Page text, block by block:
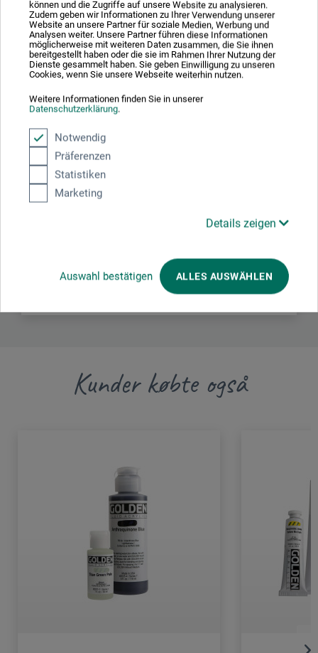
können und die Zugriffe auf unsere Website zu analysieren.
Zudem geben wir Informationen zu Ihrer Verwendung unserer
Website an unsere Partner für soziale Medien, Werbung und
Analysen weiter. Unsere Partner führen diese Informationen
möglicherweise mit weiteren Daten zusammen, die Sie ihnen
bereitgestellt haben oder die sie im Rahmen Ihrer Nutzung der
Dienste gesammelt haben. Sie geben Einwilligung zu unseren
Cookies, wenn Sie unsere Webseite weiterhin nutzen.
Weitere Informationen finden Sie in unserer
Datenschutzerklärung.
Notwendig
Präferenzen
Statistiken
Marketing
Details zeigen
Auswahl bestätigen ALLES AUSWÄHLEN
Konsistensen opnås ved at forbinde en 100-procent
akrylpolymeremulsion med lysægte pigmenter
(fluorescerende farver undtaget).
Producent-kontakt
Her finder du producentens kontaktoplysninger for dette
Kunder købte også